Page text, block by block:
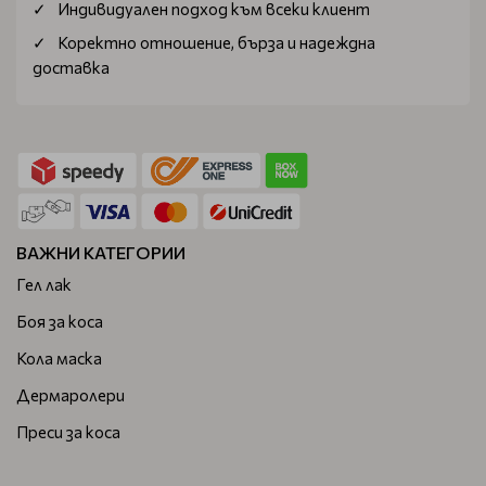
Индивидуален подход към всеки клиент
Коректно отношение, бърза и надеждна
доставка
ВАЖНИ КАТЕГОРИИ
Гел лак
Боя за коса
Кола маска
Дермаролери
Преси за коса